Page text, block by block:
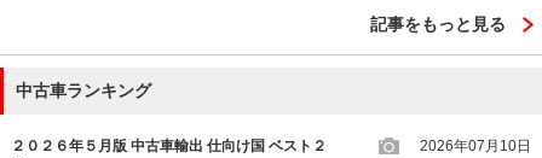
記事をもっと見る
中古車ランキング
２０２６年５月版 中古車輸出 仕向け国 ベスト２
2026年07月10日